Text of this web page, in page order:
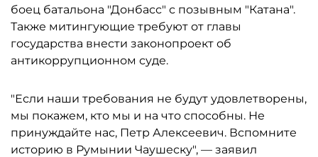
боец батальона "Донбасс" с позывным "Катана".
Также митингующие требуют от главы
государства внести законопроект об
антикоррупционном суде.
"Если наши требования не будут удовлетворены,
мы покажем, кто мы и на что способны. Не
принуждайте нас, Петр Алексеевич. Вспомните
историю в Румынии Чаушеску", — заявил